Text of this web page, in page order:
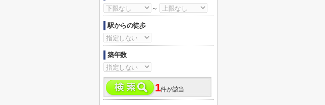
～
駅からの徒歩
築年数
1件が該当